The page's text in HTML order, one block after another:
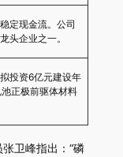
定现金流。公司
头企业之一。
投资6亿元建设年
正极前驱体材料
卫峰指出：“磷